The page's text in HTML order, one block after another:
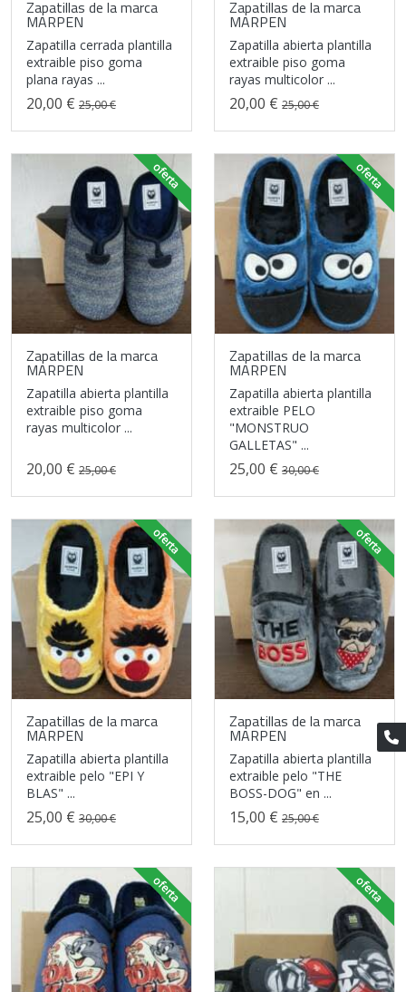
Zapatillas de la marca
MARPEN
Zapatilla cerrada plantilla
extraible piso goma
plana rayas ...
20,00 € 25,00 €
Zapatillas de la marca
MARPEN
Zapatilla abierta plantilla
extraible piso goma
rayas multicolor ...
20,00 € 25,00 €
Zapatillas de la marca
MARPEN
Zapatilla abierta plantilla
extraible piso goma
rayas multicolor ...
20,00 € 25,00 €
oferta
Zapatillas de la marca
MARPEN
Zapatilla abierta plantilla
extraible PELO
"MONSTRUO
GALLETAS" ...
25,00 € 30,00 €
oferta
Zapatillas de la marca
MARPEN
Zapatilla abierta plantilla
extraible pelo "EPI Y
BLAS" ...
25,00 € 30,00 €
oferta
Zapatillas de la marca
MARPEN
Zapatilla abierta plantilla
extraible pelo "THE
BOSS-DOG" en ...
15,00 € 25,00 €
oferta
oferta oferta